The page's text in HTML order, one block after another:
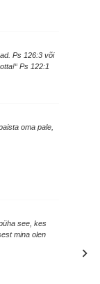
Ps 126:3 või
Ps 122:1
oma pale,
see, kes
mina olen